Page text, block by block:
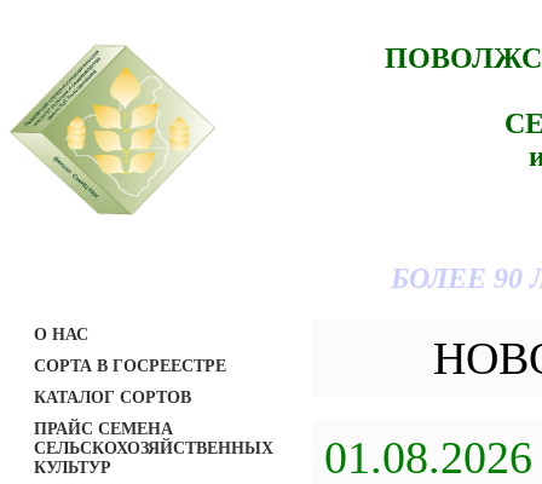
БОЛЕЕ
О НАС
СОРТА В ГОСРЕЕСТРЕ
КАТАЛОГ СОРТОВ
ПРАЙС СЕМЕНА
СЕЛЬСКОХОЗЯЙСТВЕННЫХ
КУЛЬТУР
01.08.2026